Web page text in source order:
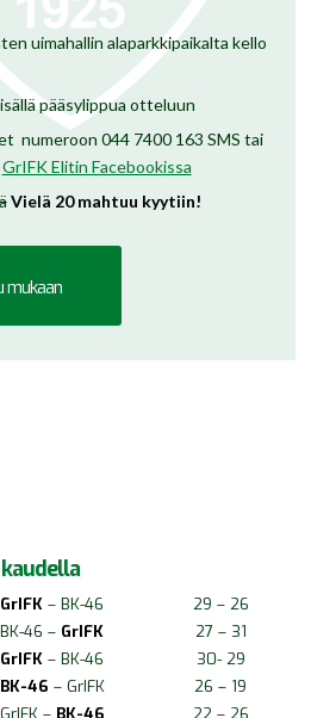
uimahallin alaparkkipaikalta kello
pääsylippua otteluun
numeroon 044 7400 163 SMS tai
GrIFK Elitin Facebookissa
Vielä 20 mahtuu kyytiin!
mukaan
GrIFK – BK-46
29 – 26
BK-46 – GrIFK
27 – 31
GrIFK – BK-46
30- 29
BK-46 – GrIFK
26 – 19